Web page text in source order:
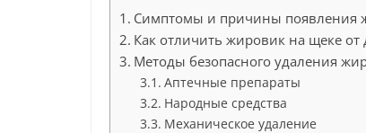
Симптомы и причины появления
Как отличить жировик на щеке от
Методы безопасного удаления
Аптечные препараты
Народные средства
Механическое удаление